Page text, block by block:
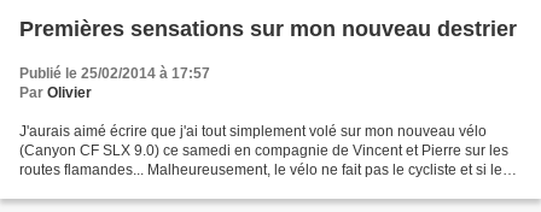
Premières sensations sur mon nouveau destrier
Publié le 25/02/2014 à 17:57
Par Olivier
J'aurais aimé écrire que j'ai tout simplement volé sur mon nouveau vélo
(Canyon CF SLX 9.0) ce samedi en compagnie de Vincent et Pierre sur les
routes flamandes... Malheureusement, le vélo ne fait pas le cycliste et si les